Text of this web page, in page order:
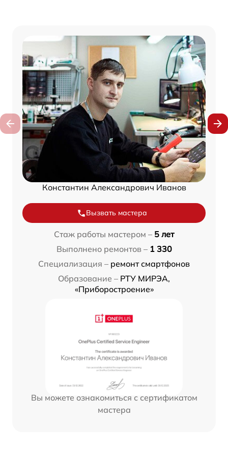
Константин Александрович Иванов
Вызвать мастера
Стаж работы мастером – 5 лет
Выполнено ремонтов – 1 330
Специализация – ремонт смартфонов
Образование – РТУ МИРЭА,
«Приборостроение»
Вы можете ознакомиться с сертификатом
мастера